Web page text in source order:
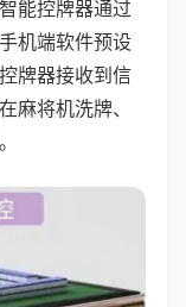
能控牌器通过
机端软件预设
牌器接收到信
麻将机洗牌、